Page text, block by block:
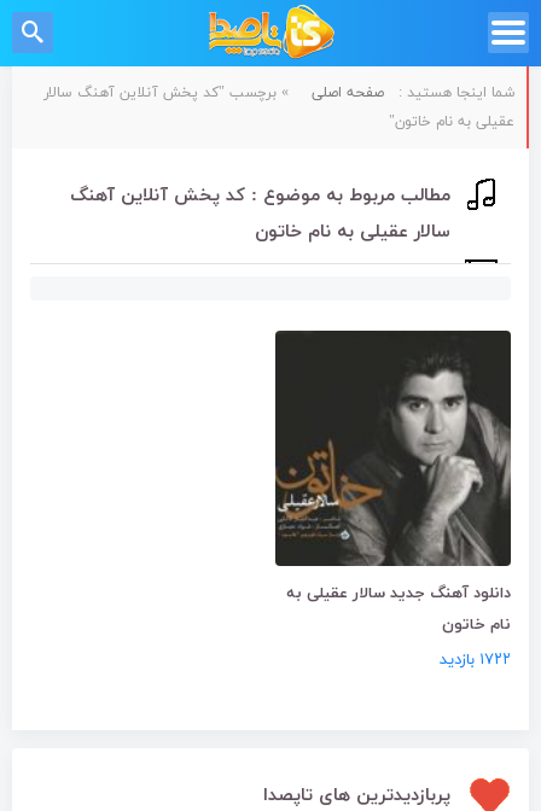
شما اینجا هستید : صفحه اصلی » برچسب "کد پخش آنلاین آهنگ سالار
عقیلی به نام خاتون"
مطالب مربوط به موضوع : کد پخش آنلاین آهنگ
سالار عقیلی به نام خاتون
دانلود آهنگ جدید سالار عقیلی به
نام خاتون
۱۷۲۲ بازدید
پربازدیدترین های تاپصدا